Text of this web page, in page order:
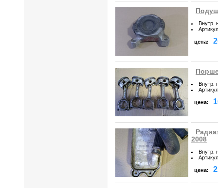
Внутр.
Артикул
цена:
Внутр.
Артикул
цена:
2008
Внутр.
Артикул
цена: